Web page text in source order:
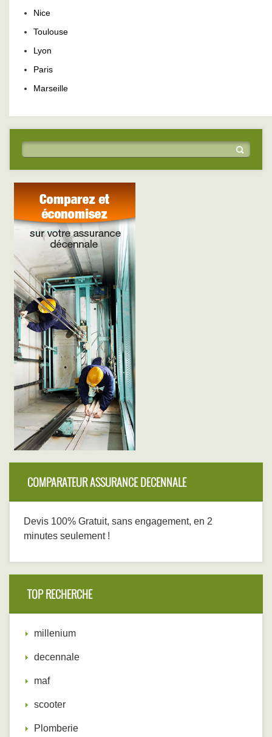
Nice
Toulouse
Lyon
Paris
Marseille
COMPARATEUR ASSURANCE DECENNALE
Devis 100% Gratuit, sans engagement, en 2
minutes seulement !
TOP RECHERCHE
millenium
decennale
maf
scooter
Plomberie